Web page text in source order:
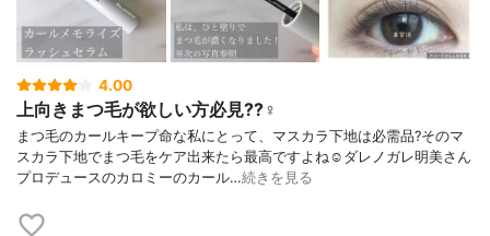
4.00
上向きまつ毛が欲しい方必見??‍♀️
まつ毛のカールキープ命な私にとって、マスカラ下地は必需品?そのマ
スカラ下地でまつ毛をケア出来たら最高ですよね☺️ダレノガレ明美さん
プロデュースのカロミーのカール…続きを見る